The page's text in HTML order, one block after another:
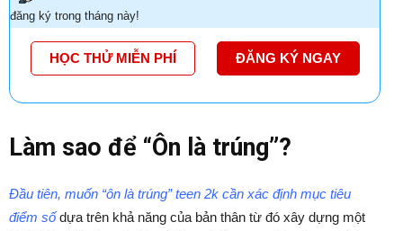
đăng ký trong tháng này!
HỌC THỬ MIỄN PHÍ ĐĂNG KÝ NGAY
Làm sao để “Ôn là trúng”?
Đầu tiên, muốn “ôn là trúng” teen 2k cần xác định mục tiêu
điểm sốdựa trên khả năng của bản thân từ đó xây dựng một